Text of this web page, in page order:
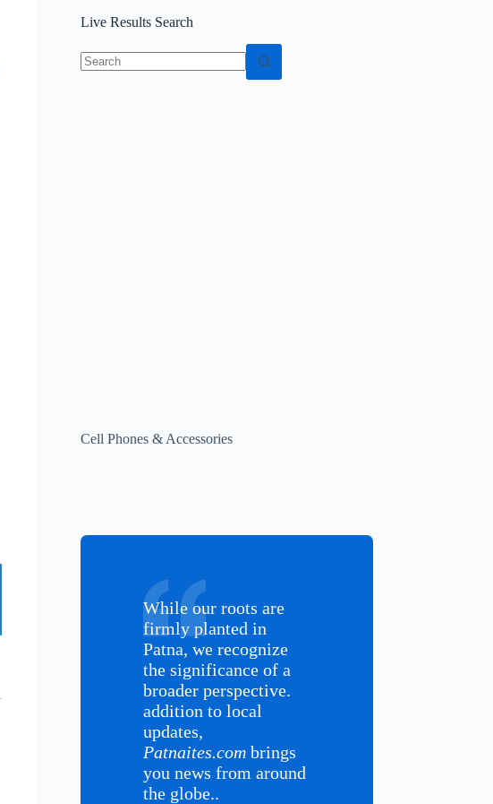
Live Results Search
Cell Phones & Accessories
While our roots are
firmly planted in
Patna, we recognize
the significance of a
broader perspective.
addition to local
updates,
Patnaites.com brings
you news from around
the globe..